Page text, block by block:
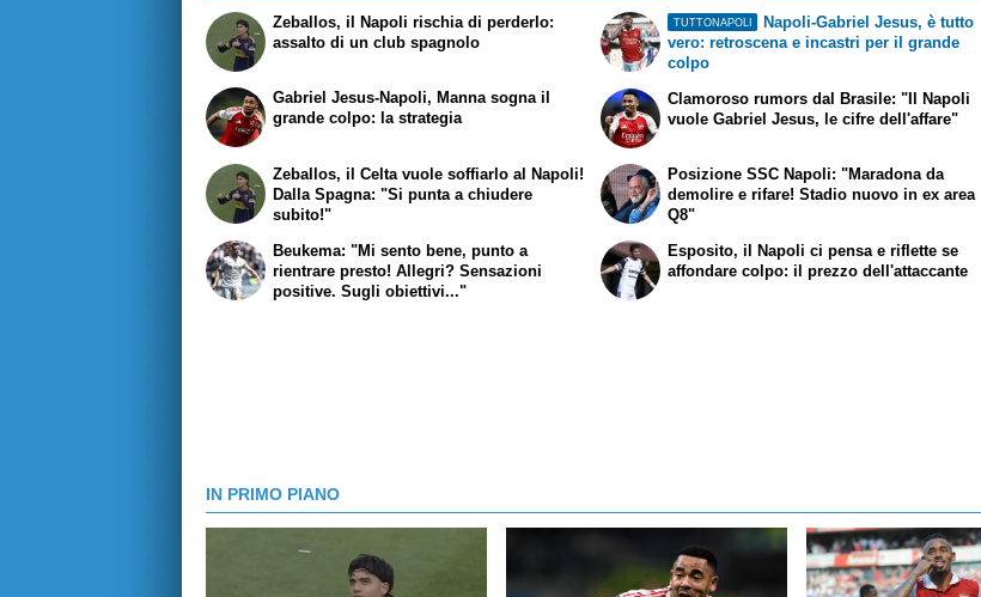
Zeballos, il Napoli rischia di perderlo:
assalto di un club spagnolo
Gabriel Jesus-Napoli, Manna sogna il
grande colpo: la strategia
TUTTONAPOLI
Napoli-Gabriel Jesus, è tutto
vero: retroscena e incastri per il grande
colpo
Clamoroso rumors dal Brasile: "Il Napoli
vuole Gabriel Jesus, le cifre dell'affare"
Zeballos, il Celta vuole soffiarlo al Napoli!
Dalla Spagna: "Si punta a chiudere
subito!"
Beukema: "Mi sento bene, punto a
rientrare presto! Allegri? Sensazioni
positive. Sugli obiettivi..."
Posizione SSC Napoli: "Maradona da
demolire e rifare! Stadio nuovo in ex area
Q8"
Esposito, il Napoli ci pensa e riflette se
affondare colpo: il prezzo dell'attaccante
IN PRIMO PIANO